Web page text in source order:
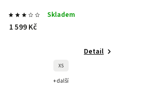
Skladem
1 599 Kč
Detail
XS
+ další